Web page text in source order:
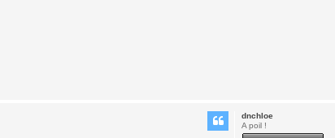
dnchloe
A poil !